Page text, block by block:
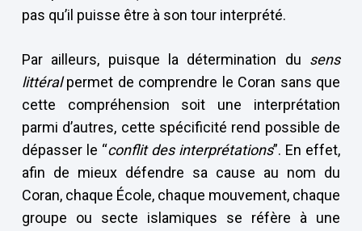
pas qu’il puisse être à son tour interprété.
Par ailleurs, puisque la détermination du sens
littéralpermet de comprendre le Coran sans que
cette compréhension soit une interprétation
parmi d’autres, cette spécificité rend possible de
dépasser le “conflit des interprétations”. En effet,
afin de mieux défendre sa cause au nom du
Coran, chaque École, chaque mouvement, chaque
groupe ou secte islamiques se réfère à une